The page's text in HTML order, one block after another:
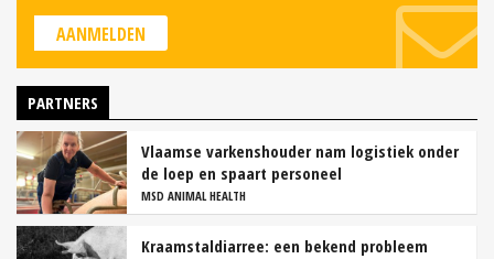
AANMELDEN
PARTNERS
Vlaamse varkenshouder nam logistiek onder
de loep en spaart personeel
MSD ANIMAL HEALTH
Kraamstaldiarree: een bekend probleem